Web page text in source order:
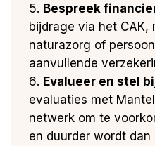
Bespreek
bijdrage via het CAK,
naturazorg of
aanvullende
Evalueer en stel
evaluaties met
netwerk om te
en duurder wordt dan